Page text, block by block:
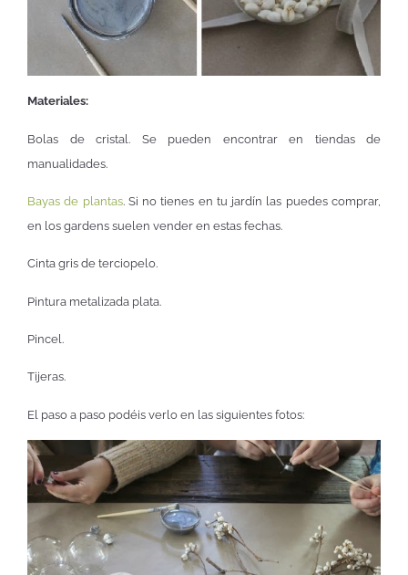
Materiales:
Bolas de cristal. Se pueden encontrar en tiendas de
manualidades.
Bayas de plantas. Si no tienes en tu jardín las puedes comprar,
en los gardens suelen vender en estas fechas.
Cinta gris de terciopelo.
Pintura metalizada plata.
Pincel.
Tijeras.
El paso a paso podéis verlo en las siguientes fotos: